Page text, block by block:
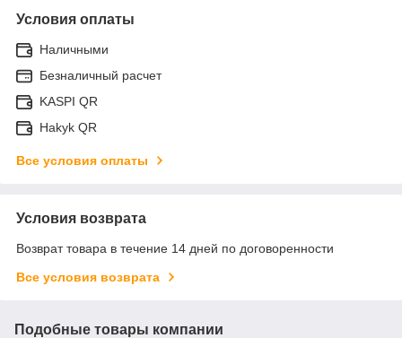
Условия оплаты
Наличными
Безналичный расчет
KASPI QR
Hakyk QR
Все условия оплаты
Условия возврата
Возврат товара в течение 14 дней по договоренности
Все условия возврата
Подобные товары компании